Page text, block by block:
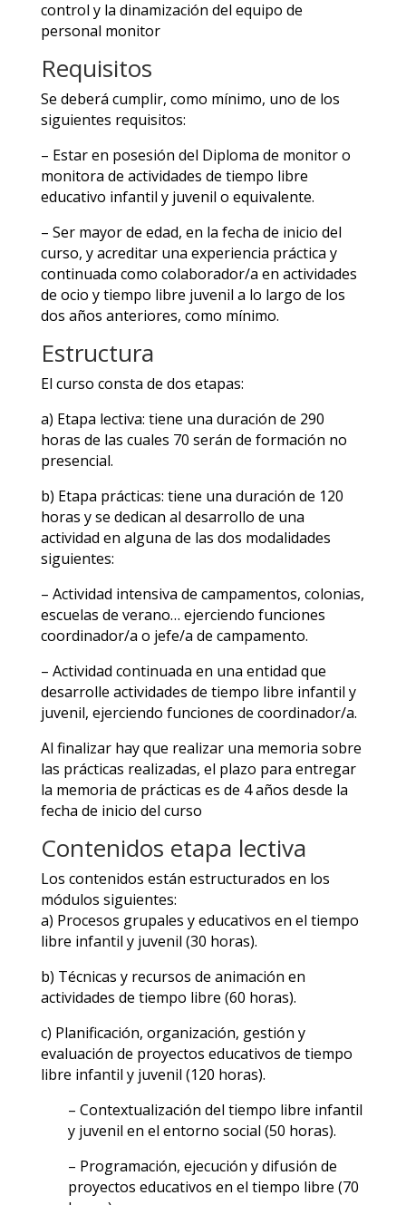
control y la dinamización del equipo de
personal monitor
Requisitos
Se deberá cumplir, como mínimo, uno de los
siguientes requisitos:
– Estar en posesión del Diploma de monitor o
monitora de actividades de tiempo libre
educativo infantil y juvenil o equivalente.
– Ser mayor de edad, en la fecha de inicio del
curso, y acreditar una experiencia práctica y
continuada como colaborador/a en actividades
de ocio y tiempo libre juvenil a lo largo de los
dos años anteriores, como mínimo.
Estructura
El curso consta de dos etapas:
a) Etapa lectiva: tiene una duración de 290
horas de las cuales 70 serán de formación no
presencial.
b) Etapa prácticas: tiene una duración de 120
horas y se dedican al desarrollo de una
actividad en alguna de las dos modalidades
siguientes:
– Actividad intensiva de campamentos, colonias,
escuelas de verano… ejerciendo funciones
coordinador/a o jefe/a de campamento.
– Actividad continuada en una entidad que
desarrolle actividades de tiempo libre infantil y
juvenil, ejerciendo funciones de coordinador/a.
Al finalizar hay que realizar una memoria sobre
las prácticas realizadas, el plazo para entregar
la memoria de prácticas es de 4 años desde la
fecha de inicio del curso
Contenidos etapa lectiva
Los contenidos están estructurados en los
módulos siguientes:
a) Procesos grupales y educativos en el tiempo
libre infantil y juvenil (30 horas).
b) Técnicas y recursos de animación en
actividades de tiempo libre (60 horas).
c) Planificación, organización, gestión y
evaluación de proyectos educativos de tiempo
libre infantil y juvenil (120 horas).
– Contextualización del tiempo libre infantil
y juvenil en el entorno social (50 horas).
– Programación, ejecución y difusión de
proyectos educativos en el tiempo libre (70